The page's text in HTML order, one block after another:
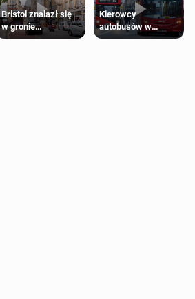
Bristol znalazł się
w gronie
najlepszych
Kierowcy
autobusów w
Londynie